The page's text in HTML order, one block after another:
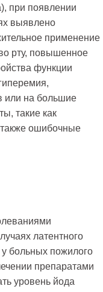
при появлении
выявлено
применение
рту, повышенное
функции
или на большие
такие как
также ошибочные
латентного
больных пожилого
препаратами
уровень йода